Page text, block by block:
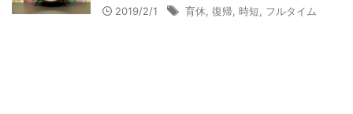
2019/2/1 育休 復帰 時短 フルタイム